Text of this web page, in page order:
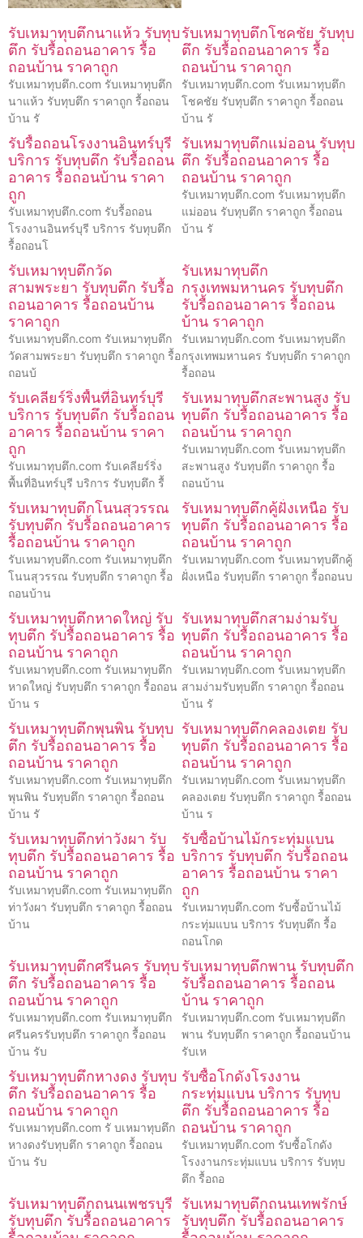
รับเหมาทุบตึกนาแห้ว รับทุบ
ตึก รับรื้อถอนอาคาร รื้อ
ถอนบ้าน ราคาถูก
รับเหมาทุบตึก.com รับเหมาทุบตึก
นาแห้ว รับทุบตึก ราคาถูก รื้อถอน
บ้าน รั
รับเหมาทุบตึกโชคชัย รับทุบ
ตึก รับรื้อถอนอาคาร รื้อ
ถอนบ้าน ราคาถูก
รับเหมาทุบตึก.com รับเหมาทุบตึก
โชคชัย รับทุบตึก ราคาถูก รื้อถอน
บ้าน รั
รับรื้อถอนโรงงานอินทร์บุรี
บริการ รับทุบตึก รับรื้อถอน
อาคาร รื้อถอนบ้าน ราคา
ถูก
รับเหมาทุบตึก.com รับรื้อถอน
โรงงานอินทร์บุรี บริการ รับทุบตึก
รื้อถอนโ
รับเหมาทุบตึกแม่ออน รับทุบ
ตึก รับรื้อถอนอาคาร รื้อ
ถอนบ้าน ราคาถูก
รับเหมาทุบตึก.com รับเหมาทุบตึก
แม่ออน รับทุบตึก ราคาถูก รื้อถอน
บ้าน รั
รับเหมาทุบตึกวัด
สามพระยา รับทุบตึก รับรื้อ
ถอนอาคาร รื้อถอนบ้าน
ราคาถูก
รับเหมาทุบตึก.com รับเหมาทุบตึก
วัดสามพระยา รับทุบตึก ราคาถูก รื้อ
ถอนบ้
รับเหมาทุบตึก
กรุงเทพมหานคร รับทุบตึก
รับรื้อถอนอาคาร รื้อถอน
บ้าน ราคาถูก
รับเหมาทุบตึก.com รับเหมาทุบตึก
กรุงเทพมหานคร รับทุบตึก ราคาถูก
รื้อถอน
รับเคลียร์ริ่งพื้นที่อินทร์บุรี
บริการ รับทุบตึก รับรื้อถอน
อาคาร รื้อถอนบ้าน ราคา
ถูก
รับเหมาทุบตึก.com รับเคลียร์ริ่ง
พื้นที่อินทร์บุรี บริการ รับทุบตึก รื้
รับเหมาทุบตึกสะพานสูง รับ
ทุบตึก รับรื้อถอนอาคาร รื้อ
ถอนบ้าน ราคาถูก
รับเหมาทุบตึก.com รับเหมาทุบตึก
สะพานสูง รับทุบตึก ราคาถูก รื้อ
ถอนบ้าน
รับเหมาทุบตึกโนนสุวรรณ
รับทุบตึก รับรื้อถอนอาคาร
รื้อถอนบ้าน ราคาถูก
รับเหมาทุบตึก.com รับเหมาทุบตึก
โนนสุวรรณ รับทุบตึก ราคาถูก รื้อ
ถอนบ้าน
รับเหมาทุบตึกคู้ฝั่งเหนือ รับ
ทุบตึก รับรื้อถอนอาคาร รื้อ
ถอนบ้าน ราคาถูก
รับเหมาทุบตึก.com รับเหมาทุบตึกคู้
ฝั่งเหนือ รับทุบตึก ราคาถูก รื้อถอนบ
รับเหมาทุบตึกหาดใหญ่ รับ
ทุบตึก รับรื้อถอนอาคาร รื้อ
ถอนบ้าน ราคาถูก
รับเหมาทุบตึก.com รับเหมาทุบตึก
หาดใหญ่ รับทุบตึก ราคาถูก รื้อถอน
บ้าน ร
รับเหมาทุบตึกสามง่ามรับ
ทุบตึก รับรื้อถอนอาคาร รื้อ
ถอนบ้าน ราคาถูก
รับเหมาทุบตึก.com รับเหมาทุบตึก
สามง่ามรับทุบตึก ราคาถูก รื้อถอน
บ้าน รั
รับเหมาทุบตึกพุนพิน รับทุบ
ตึก รับรื้อถอนอาคาร รื้อ
ถอนบ้าน ราคาถูก
รับเหมาทุบตึก.com รับเหมาทุบตึก
พุนพิน รับทุบตึก ราคาถูก รื้อถอน
บ้าน รั
รับเหมาทุบตึกคลองเตย รับ
ทุบตึก รับรื้อถอนอาคาร รื้อ
ถอนบ้าน ราคาถูก
รับเหมาทุบตึก.com รับเหมาทุบตึก
คลองเตย รับทุบตึก ราคาถูก รื้อถอน
บ้าน ร
รับเหมาทุบตึกท่าวังผา รับ
ทุบตึก รับรื้อถอนอาคาร รื้อ
ถอนบ้าน ราคาถูก
รับเหมาทุบตึก.com รับเหมาทุบตึก
ท่าวังผา รับทุบตึก ราคาถูก รื้อถอน
บ้าน
รับซื้อบ้านไม้กระทุ่มแบน
บริการ รับทุบตึก รับรื้อถอน
อาคาร รื้อถอนบ้าน ราคา
ถูก
รับเหมาทุบตึก.com รับซื้อบ้านไม้
กระทุ่มแบน บริการ รับทุบตึก รื้อ
ถอนโกด
รับเหมาทุบตึกศรีนคร รับทุบ
ตึก รับรื้อถอนอาคาร รื้อ
ถอนบ้าน ราคาถูก
รับเหมาทุบตึก.com รับเหมาทุบตึก
ศรีนครรับทุบตึก ราคาถูก รื้อถอน
บ้าน รับ
รับเหมาทุบตึกพาน รับทุบตึก
รับรื้อถอนอาคาร รื้อถอน
บ้าน ราคาถูก
รับเหมาทุบตึก.com รับเหมาทุบตึก
พาน รับทุบตึก ราคาถูก รื้อถอนบ้าน
รับเห
รับเหมาทุบตึกหางดง รับทุบ
ตึก รับรื้อถอนอาคาร รื้อ
ถอนบ้าน ราคาถูก
รับเหมาทุบตึก.com รั บเหมาทุบตึก
หางดงรับทุบตึก ราคาถูก รื้อถอน
บ้าน รับ
รับซื้อโกดังโรงงาน
กระทุ่มแบน บริการ รับทุบ
ตึก รับรื้อถอนอาคาร รื้อ
ถอนบ้าน ราคาถูก
รับเหมาทุบตึก.com รับซื้อโกดัง
โรงงานกระทุ่มแบน บริการ รับทุบ
ตึก รื้อถอ
รับเหมาทุบตึกถนนเพชรบุรี
รับทุบตึก รับรื้อถอนอาคาร
รับเหมาทุบตึกถนนเทพรักษ์
รับทุบตึก รับรื้อถอนอาคาร